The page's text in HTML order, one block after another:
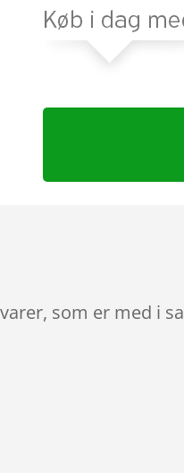
som er med i